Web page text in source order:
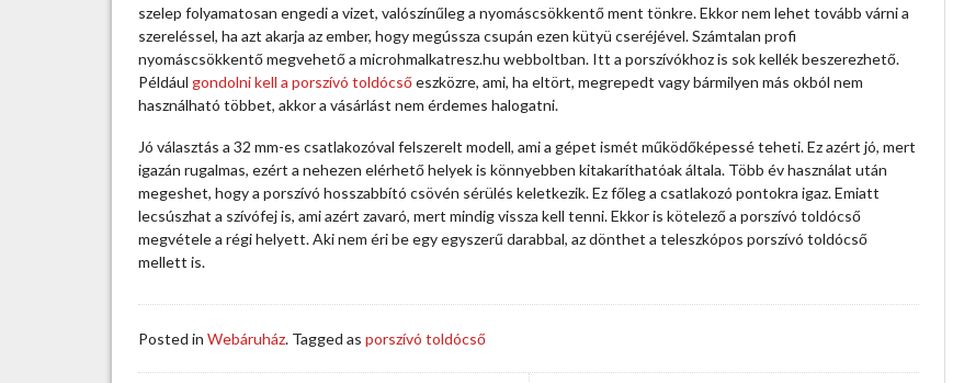
p
o
o
r
s
z
í
t
l
d
szelep folyamatosan engedi a vizet, valószínűleg a nyomáscsökkentő ment tönkre. Ekkor nem lehet tovább várni a
szereléssel, ha azt akarja az ember, hogy megússza csupán ezen kütyü cseréjével. Számtalan profi
nyomáscsökkentő megvehető a microhmalkatresz.hu webboltban. Itt a porszívókhoz is sok kellék beszerezhető.
Példáulgondolni kell a porszívó toldócsőeszközre, ami, ha eltört, megrepedt vagy bármilyen más okból nem
használható többet, akkor a vásárlást nem érdemes halogatni.
Jó választás a 32 mm-es csatlakozóval felszerelt modell, ami a gépet ismét működőképessé teheti. Ez azért jó, mert
igazán rugalmas, ezért a nehezen elérhető helyek is könnyebben kitakaríthatóak általa. Több év használat után
megeshet, hogy a porszívó hosszabbító csövén sérülés keletkezik. Ez főleg a csatlakozó pontokra igaz. Emiatt
lecsúszhat a szívófej is, ami azért zavaró, mert mindig vissza kell tenni. Ekkor is kötelező a porszívó toldócső
megvétele a régi helyett. Aki nem éri be egy egyszerű darabbal, az dönthet a teleszkópos porszívó toldócső
mellett is.
Posted inWebáruház. Tagged asporszívó toldócső